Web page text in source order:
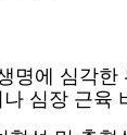
에 심각
심장 근육